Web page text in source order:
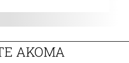
ΑΚΟΜΑ